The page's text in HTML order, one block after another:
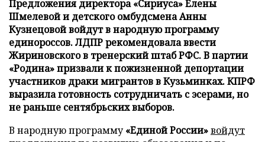
Предложения директора «Сириуса» Елены
Шмелевой и детского омбудсмена Анны
Кузнецовой войдут в народную программу
единороссов. ЛДПР рекомендовала ввести
Жириновского в тренерский штаб РФС. В партии
«Родина» призвали к пожизненной депортации
участников драки мигрантов в Кузьминках. КПРФ
выразила готовность сотрудничать с эсерами, но
не раньше сентябрьских выборов.
В народную программу«Единой России»войдут